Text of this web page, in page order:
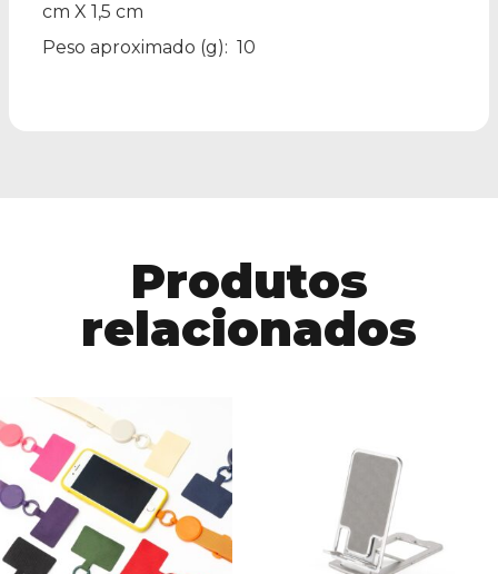
cm X 1,5 cm
Peso aproximado (g): 10
Produtos
relacionados